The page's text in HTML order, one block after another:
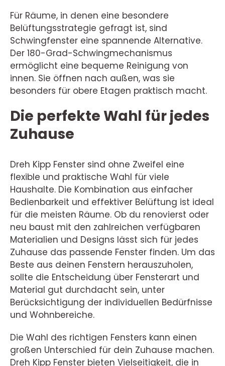
Für Räume, in denen eine besondere
Belüftungsstrategie gefragt ist, sind
Schwingfenster eine spannende Alternative.
Der 180-Grad-Schwingmechanismus
ermöglicht eine bequeme Reinigung von
innen. Sie öffnen nach außen, was sie
besonders für obere Etagen praktisch macht.
Die perfekte Wahl für jedes
Zuhause
Dreh Kipp Fenster sind ohne Zweifel eine
flexible und praktische Wahl für viele
Haushalte. Die Kombination aus einfacher
Bedienbarkeit und effektiver Belüftung ist ideal
für die meisten Räume. Ob du renovierst oder
neu baust mit den zahlreichen verfügbaren
Materialien und Designs lässt sich für jedes
Zuhause das passende Fenster finden. Um das
Beste aus deinen Fenstern herauszuholen,
sollte die Entscheidung über Fensterart und
Material gut durchdacht sein, unter
Berücksichtigung der individuellen Bedürfnisse
und Wohnbereiche.
Die Wahl des richtigen Fensters kann einen
großen Unterschied für dein Zuhause machen.
Dreh Kipp Fenster bieten Vielseitigkeit, die in